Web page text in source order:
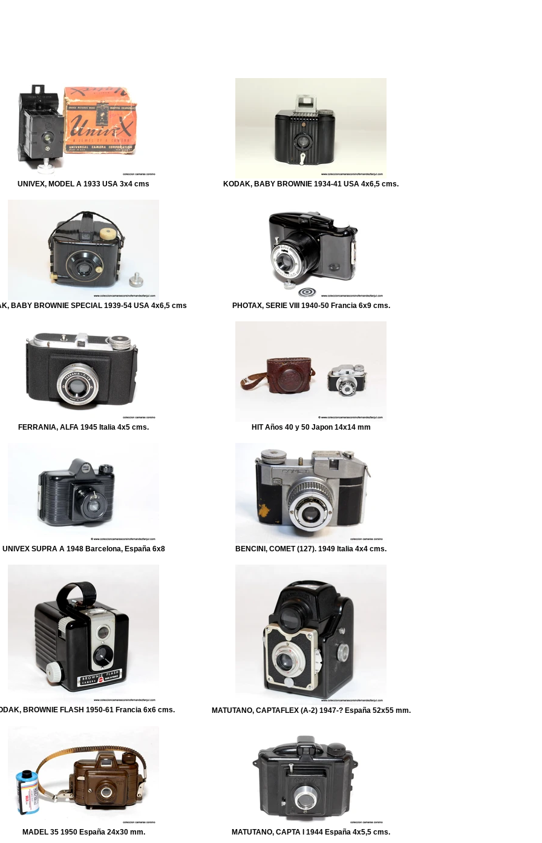
UNIVEX, MODEL A 1933 USA 3x4 cms KODAK, BABY BROWNIE 1934-41 USA 4x6,5 cms.
BABY BROWNIE SPECIAL 1939-54 USA 4x6,5 cms PHOTAX, SERIE VIII 1940-50 Francia 6x9 cms.
FERRANIA, ALFA 1945 Italia 4x5 cms. HIT Años 40 y 50 Japon 14x14 mm
UNIVEX SUPRA A 1948 Barcelona, España 6x8 BENCINI, COMET (127). 1949 Italia 4x4 cms.
BROWNIE FLASH 1950-61 Francia 6x6 cms. MATUTANO, CAPTAFLEX (A-2) 1947-? España 52x55 mm.
MADEL 35 1950 España 24x30 mm. MATUTANO, CAPTA I 1944 España 4x5,5 cms.